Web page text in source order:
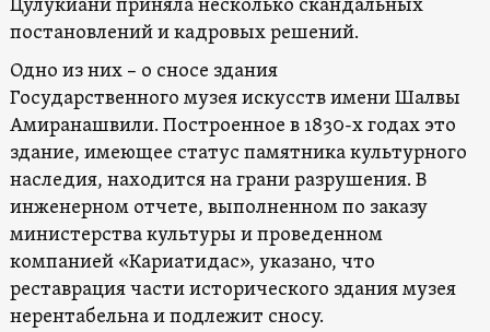
Цулукиани приняла несколько скандальных
постановлений и кадровых решений.
Одно из них – о сносе здания
Государственного музея искусств имени Шалвы
Амиранашвили. Построенное в 1830-х годах это
здание, имеющее статус памятника культурного
наследия, находится на грани разрушения. В
инженерном отчете, выполненном по заказу
министерства культуры и проведенном
компанией «Кариатидас», указано, что
реставрация части исторического здания музея
нерентабельна и подлежит сносу.